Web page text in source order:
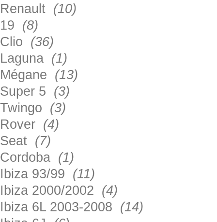
Renault (10)
19 (8)
Clio (36)
Laguna (1)
Mégane (13)
Super 5 (3)
Twingo (3)
Rover (4)
Seat (7)
Cordoba (1)
Ibiza 93/99 (11)
Ibiza 2000/2002 (4)
Ibiza 6L 2003-2008 (14)